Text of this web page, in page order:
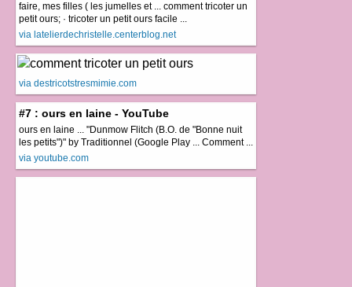
faire, mes filles ( les jumelles et ... comment tricoter un
petit ours; · tricoter un petit ours facile ...
via latelierdechristelle.centerblog.net
via destricotstresmimie.com
#7 : ours en laine - YouTube
ours en laine ... "Dunmow Flitch (B.O. de "Bonne nuit
les petits")" by Traditionnel (Google Play ... Comment ...
via youtube.com